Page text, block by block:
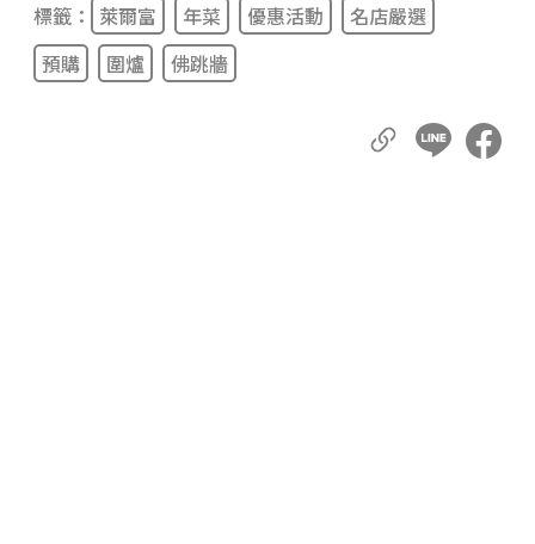
標籤： 萊爾富 年菜 優惠活動
名店嚴選
預購
圍爐 佛跳牆